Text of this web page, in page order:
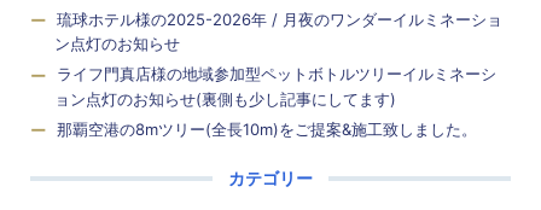
琉球ホテル様の2025-2026年 / 月夜のワンダーイルミネーショ
ン点灯のお知らせ
ライフ門真店様の地域参加型ペットボトルツリーイルミネーシ
ョン点灯のお知らせ(裏側も少し記事にしてます)
那覇空港の8mツリー(全長10m)をご提案&施工致しました。
カテゴリー